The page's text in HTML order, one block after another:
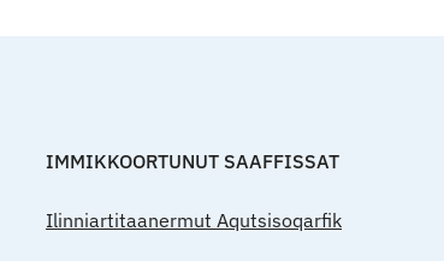
IMMIKKOORTUNUT SAAFFISSAT
Ilinniartitaanermut Aqutsisoqarfik